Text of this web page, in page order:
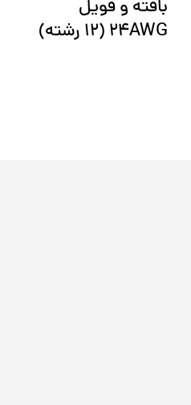
بافته و فویل
24AWG (12 رشته)